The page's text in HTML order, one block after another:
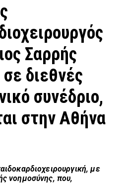
Σαρρής
διεθνές
συνέδριο,
στην Αθήνα
με
νοημοσύνης, που,